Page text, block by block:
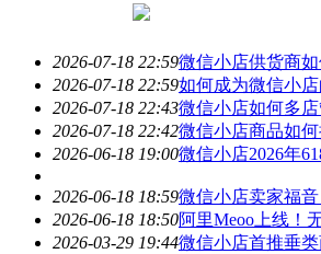
2026-07-18 22:59微信小店供货商
2026-07-18 22:59如何成为微信小
2026-07-18 22:43微信小店如何多
2026-07-18 22:42微信小店商品如
2026-06-18 19:00微信小店2026年
2026-06-18 18:59微信小店卖家福
2026-06-18 18:50阿里Meoo上线！
2026-03-29 19:44微信小店首推垂